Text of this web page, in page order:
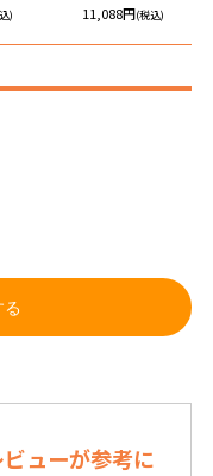
) 11,088円(税込)
る
ューが参考に